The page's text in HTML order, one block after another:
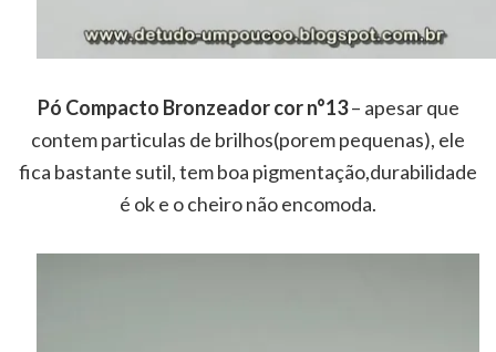
Pó Compacto Bronzeador cor n°13– apesar que
contem particulas de brilhos(porem pequenas), ele
fica bastante sutil, tem boa pigmentação,durabilidade
é ok e o cheiro não encomoda.